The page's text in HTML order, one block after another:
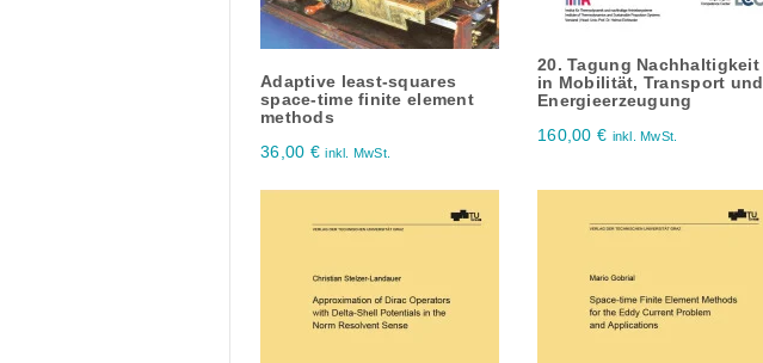
Adaptive least-squares
space-time finite element
methods
36,00 € inkl. MwSt.
20. Tagung Nachhaltigkeit
in Mobilität, Transport und
Energieerzeugung
160,00 € inkl. MwSt.